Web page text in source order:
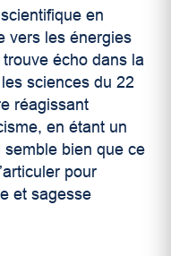
en
vers les énergies
écho dans la
sciences du 22
réagissant
en étant un
bien que ce
pour
et sagesse